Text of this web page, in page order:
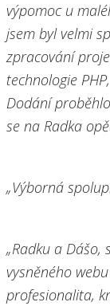
výpomoc u
jsem byl velmi
zpracování
technologie
Dodání
se na Radka
„Výborná
„Radku a
vysněného
profesionalita,